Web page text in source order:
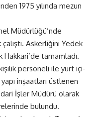
1975 yılında mezun
Müdürlüğü’nde
çalıştı. Askerliğini Yedek
tamamladı.
kişilik personeli ile yurt içi-
inşaatları üstlenen
İşler Müdürü olarak
bulundu.